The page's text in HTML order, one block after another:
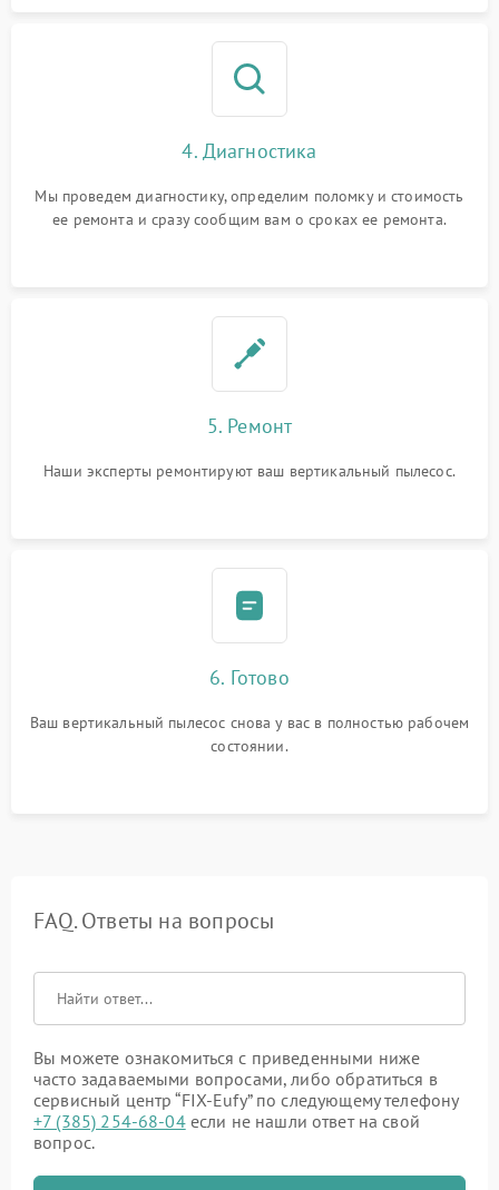
4. Диагностика
Мы проведем диагностику, определим поломку и стоимость
ее ремонта и сразу сообщим вам о сроках ее ремонта.
5. Ремонт
Наши эксперты ремонтируют ваш вертикальный пылесос.
6. Готово
Ваш вертикальный пылесос снова у вас в полностью рабочем
состоянии.
FAQ. Ответы на вопросы
Вы можете ознакомиться с приведенными ниже
часто задаваемыми вопросами, либо обратиться в
сервисный центр “FIX-Eufy” по следующему телефону
+7 (385) 254-68-04если не нашли ответ на свой
вопрос.